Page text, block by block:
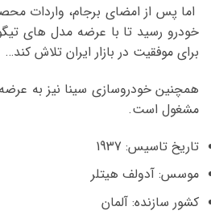
اما پس از امضای برجام، واردات
خودرو رسید تا با عرضه مدل های
برای موفقیت در بازار ایران تلاش کند…
همچنین خودروسازی سینا نیز به
مشغول است.
تاریخ تاسیس: 1937
موسس: آدولف هیتلر
کشور سازنده: آلمان